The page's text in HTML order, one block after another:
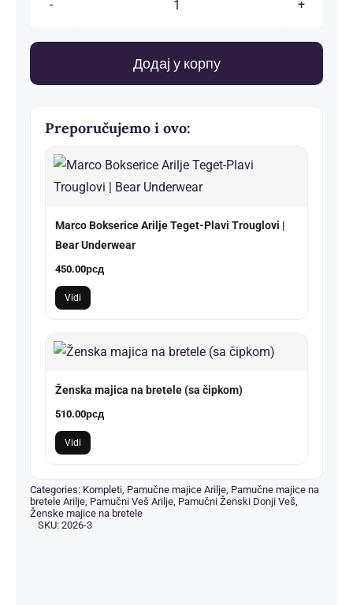
Komplet
Ženska
donji
количина
Додај у корпу
Preporučujemo i ovo:
Marco Bokserice Arilje Teget-Plavi Trouglovi |
Bear Underwear
450.00рсд
Vidi
Ženska majica na bretele (sa čipkom)
510.00рсд
Vidi
Categories: Kompleti, Pamučne majice Arilje, Pamučne majice na
bretele Arilje, Pamučni Veš Arilje, Pamučni Ženski Donji Veš
Ženske majice na bretele
SKU: 2026-3